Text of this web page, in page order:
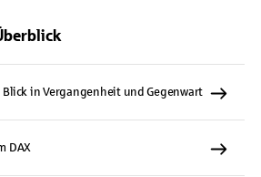
in Vergangenheit und Gegenwart
DAX